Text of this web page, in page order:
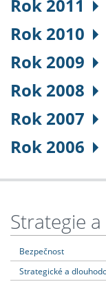
Rok 2011
Rok 2010
Rok 2009
Rok 2008
Rok 2007
Rok 2006
Strategie
Bezpečnost
Strategické a